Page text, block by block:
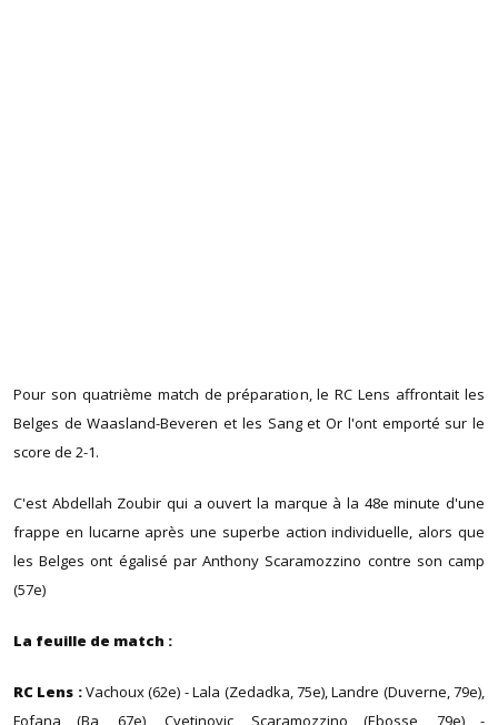
Pour son quatrième match de préparation, le RC Lens affrontait les
Belges de Waasland-Beveren et les Sang et Or l'ont emporté sur le
score de 2-1.
C'est Abdellah Zoubir qui a ouvert la marque à la 48e minute d'une
frappe en lucarne après une superbe action individuelle, alors que
les Belges ont égalisé par Anthony Scaramozzino contre son camp
(57e)
La feuille de match :
RC Lens :Vachoux (62e) - Lala (Zedadka, 75e), Landre (Duverne, 79e),
Fofana (Ba, 67e), Cvetinovic, Scaramozzino (Ebosse, 79e) -